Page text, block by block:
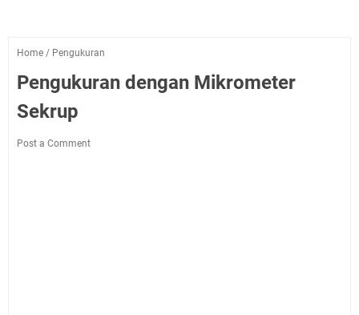
Home / Pengukuran
Pengukuran dengan Mikrometer
Sekrup
Post a Comment